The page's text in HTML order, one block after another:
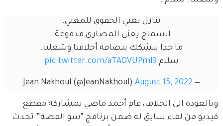
تنازل بعني الحقوق للمغني.
السماح يعني المصاري مدفوعة.
ما حدا بيشكك بنضافة أخلاقنا وشغلنا.
سلام pic.twitter.com/aTAOVUPml9
— Jean Nakhoul (@JeanNakhoul)
August 15, 2022
وبالعودة الى الخلاف، قام أحمد ماضي بمشاركة مقطع
فيديو من لقاء سابق له ضمن برنامج “شو القصة” تحدث